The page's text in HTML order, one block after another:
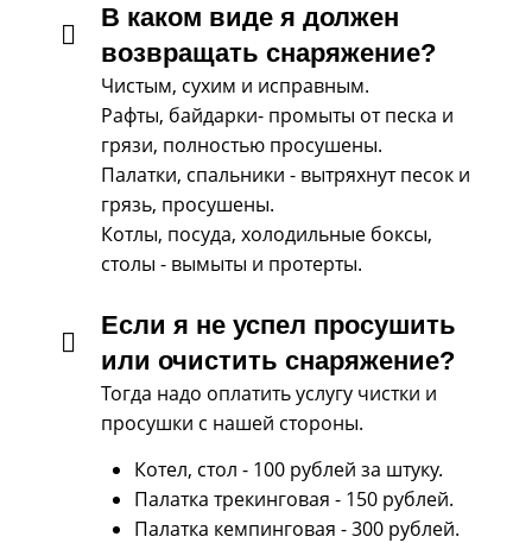
В каком виде я должен
возвращать снаряжение?
Чистым, сухим и исправным.
Рафты, байдарки- промыты от песка и
грязи, полностью просушены.
Палатки, спальники - вытряхнут песок и
грязь, просушены.
Котлы, посуда, холодильные боксы,
столы - вымыты и протерты.
Если я не успел просушить
или очистить снаряжение?
Тогда надо оплатить услугу чистки и
просушки с нашей стороны.
Котел, стол - 100 рублей за штуку.
Палатка трекинговая - 150 рублей.
Палатка кемпинговая - 300 рублей.